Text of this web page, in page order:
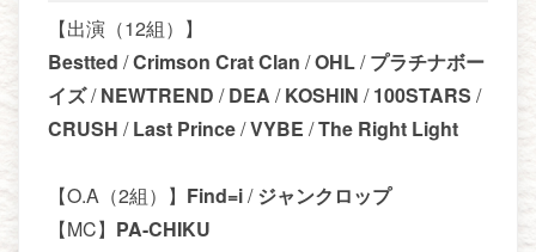
【出演（12組）】
Bestted /Crimson Crat Clan /OHL/プラチナボー
イズ/NEWTREND /DEA /KOSHIN /100STARS /
CRUSH /Last Prince/VYBE /The Right Light
【O.A（2組）】 Find=i/ジャンクロップ
【MC】 PA-CHIKU